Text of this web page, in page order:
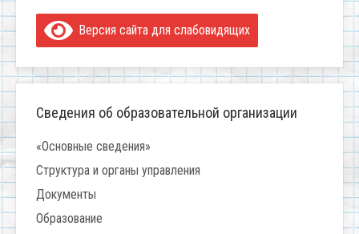
Версия сайта для слабовидящих
Сведения об образовательной организации
«Основные сведения»
Структура и органы управления
Документы
Образование